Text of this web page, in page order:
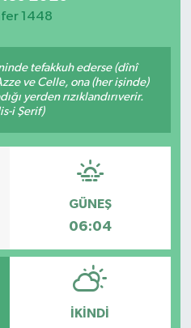
1448
tefakkuh ederse (dînî
ve Celle, ona (her işinde)
yerden rızıklandırıverir.
i Şerif)
GÜNEŞ
06:04
İKINDI